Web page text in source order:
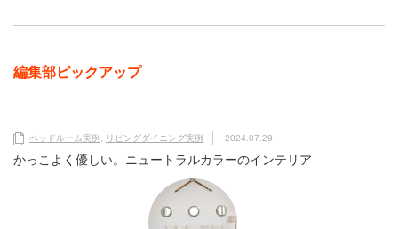
編集部ピックアップ
ベッドルーム実例 , リビングダイニング実例 2024.07.29
かっこよく優しい。ニュートラルカラーのインテリア